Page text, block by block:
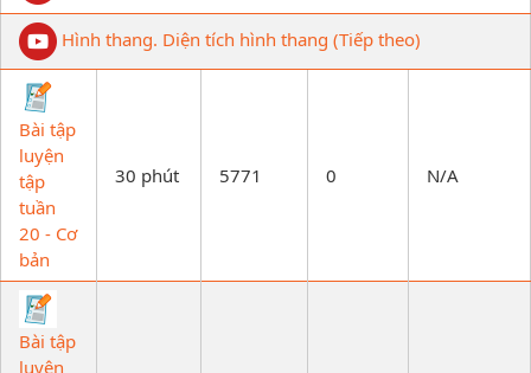
Hình thang. Diện tích hình thang (Tiếp theo)
Bài tập
luyện
tập
tuần
20 - Cơ
bản
30 phút 5771 0 N/A
Bài tập
luyện